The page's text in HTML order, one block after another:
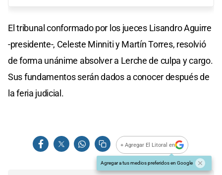
El tribunal conformado por los jueces Lisandro Aguirre
-presidente-, Celeste Minniti y Martín Torres, resolvió
de forma unánime absolver a Lerche de culpa y cargo.
Sus fundamentos serán dados a conocer después de
la feria judicial.
+ Agregar El Litoral en
Agregar a tus medios preferidos en Google